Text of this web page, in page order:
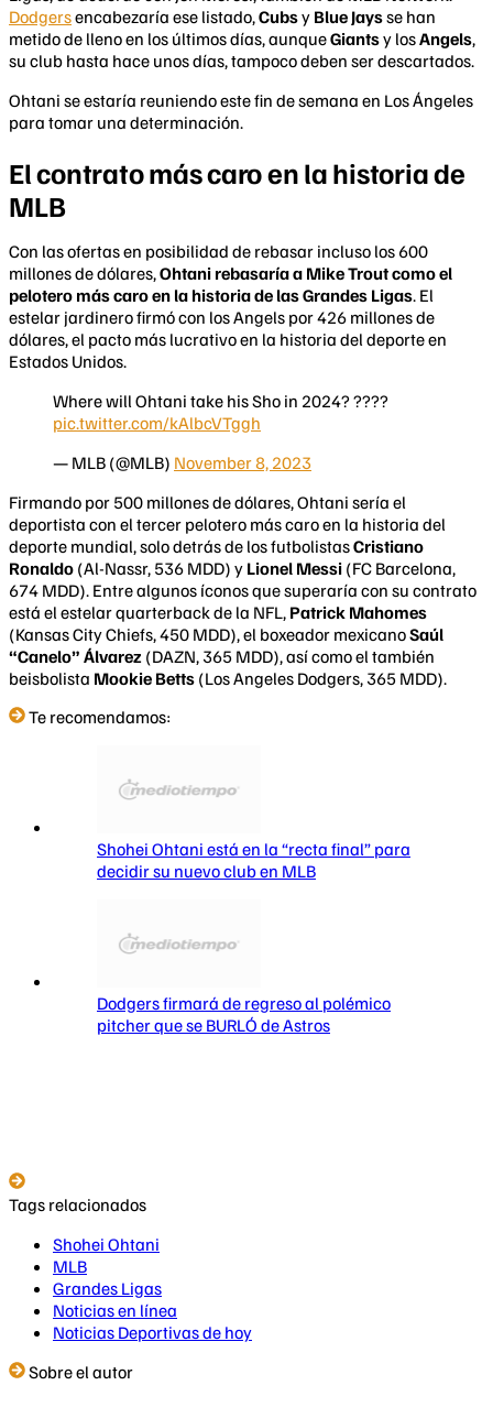
Dodgersencabezaría ese listado,Cubsy Blue Jaysse han
metido de lleno en los últimos días, aunqueGiantsy losAngels,
su club hasta hace unos días, tampoco deben ser descartados.
Ohtani se estaría reuniendo este fin de semana en Los Ángeles
para tomar una determinación.
El contrato más caro en la historia de
MLB
Con las ofertas en posibilidad de rebasar incluso los 600
millones de dólares,Ohtani rebasaría a Mike Trout como el
pelotero más caro en la historia de las Grandes Ligas. El
estelar jardinero firmó con los Angels por 426 millones de
dólares, el pacto más lucrativo en la historia del deporte en
Estados Unidos.
Where will Ohtani take his Sho in 2024? ????
pic.twitter.com/kAlbcVTggh
— MLB (@MLB) November 8, 2023
Firmando por 500 millones de dólares, Ohtani sería el
deportista con el tercer pelotero más caro en la historia del
deporte mundial, solo detrás de los futbolistasCristiano
Ronaldo (Al-Nassr, 536 MDD) y Lionel Messi (FC Barcelona,
674 MDD). Entre algunos íconos que superaría con su contrato
está el estelar quarterback de la NFL, Patrick Mahomes
(Kansas City Chiefs, 450 MDD), el boxeador mexicanoSaúl
“Canelo” Álvarez (DAZN, 365 MDD), así como el también
beisbolista Mookie Betts (Los Angeles Dodgers, 365 MDD).
Te recomendamos:
Shohei Ohtani está en la “recta final” para
decidir su nuevo club en MLB
Dodgers firmará de regreso al polémico
pitcher que se BURLÓ de Astros
Tags relacionados
Shohei Ohtani
MLB
Grandes Ligas
Noticias en línea
Noticias Deportivas de hoy
Sobre el autor